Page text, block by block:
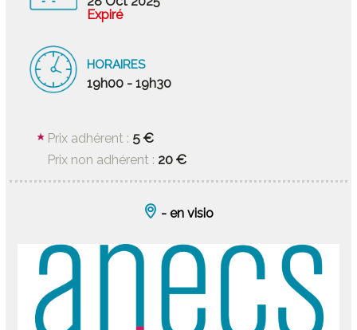
Expiré
HORAIRES
19h00 - 19h30
Prix adhérent : 5 €
Prix non adhérent : 20 €
- en visio